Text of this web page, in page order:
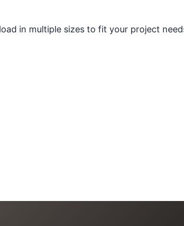
in multiple sizes to fit your project